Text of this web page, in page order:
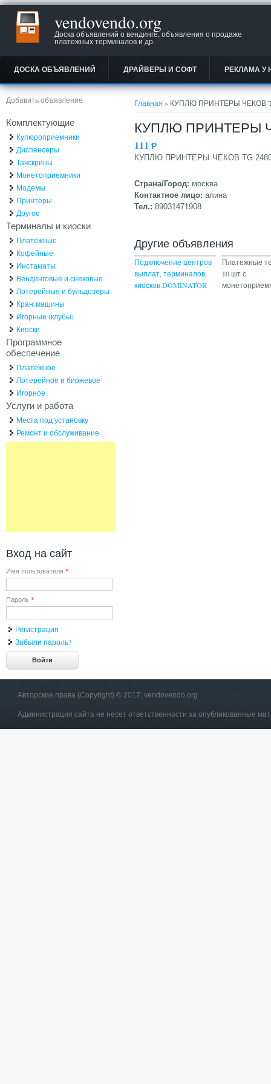
vendovendo.org
Доска объявлений о вендинге, объявления о продаже
платежных терминалов и др.
ДОСКА ОБЪЯВЛЕНИЙ ДРАЙВЕРЫ И СОФТ РЕКЛАМА У
Вы здесь
Главная » КУПЛЮ ПРИНТЕРЫ ЧЕКОВ
КУПЛЮ ПРИНТЕРЫ
111 Ᵽ
КУПЛЮ ПРИНТЕРЫ ЧЕКОВ TG
Страна/Город: москва
Контактное лицо: алина
Тел.: 89031471908
Другие объявления
Подключение центров
выплат, терминалов,
киосков DOMINATOR
Платежные
10 шт с
Добавить объявление
Комплектующие
Купюроприемники
Диспенсеры
Тачскрины
Монетоприемники
Модемы
Принтеры
Другое
Терминалы и киоски
Платежные
Кофейные
Инстаматы
Вендинговые и снековые
Лотерейные и бульдозеры
Кран-машины
Игорные (клубы)
Киоски
Программное
обеспечение
Платежное
Лотерейное и биржевое
Игорное
Услуги и работа
Места под установку
Ремонт и обслуживание
Вход на сайт
Имя пользователя *
Пароль *
Регистрация
Забыли пароль?
Авторские права (Copyright) © 2017, vendovendo.org
Администрация сайта не несет ответственности за опубликованные